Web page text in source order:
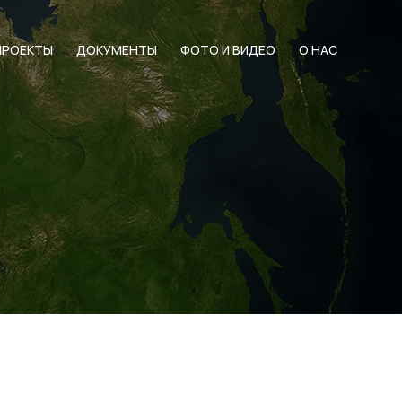
ДОКУМЕНТЫ ФОТО И ВИДЕО О НАС